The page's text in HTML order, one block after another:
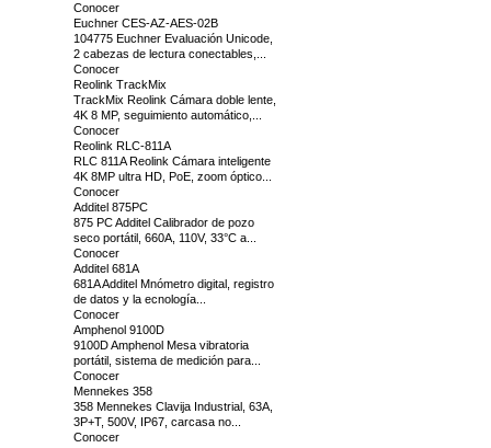
Conocer
Euchner CES-AZ-AES-02B
104775 Euchner Evaluación Unicode,
2 cabezas de lectura conectables,...
Conocer
Reolink TrackMix
TrackMix Reolink Cámara doble lente,
4K 8 MP, seguimiento automático,...
Conocer
Reolink RLC-811A
RLC 811A Reolink Cámara inteligente
4K 8MP ultra HD, PoE, zoom óptico...
Conocer
Additel 875PC
875 PC Additel Calibrador de pozo
seco portátil, 660A, 110V, 33°C a...
Conocer
Additel 681A
681A Additel Mnómetro digital, registro
de datos y la ecnología...
Conocer
Amphenol 9100D
9100D Amphenol Mesa vibratoria
portátil, sistema de medición para...
Conocer
Mennekes 358
358 Mennekes Clavija Industrial, 63A,
3P+T, 500V, IP67, carcasa no...
Conocer